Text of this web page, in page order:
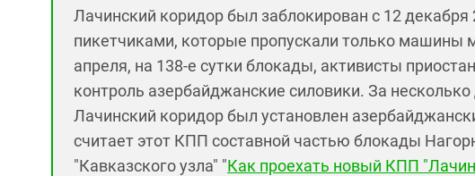
Лачинский коридор был заблокирован с 12
пикетчиками, которые пропускали только машины
апреля, на 138-е сутки блокады, активисты
контроль азербайджанские силовики. За
Лачинский коридор был установлен
считает этот КПП составной частью блокады
"Кавказского узла" "Как проехать новый КПП